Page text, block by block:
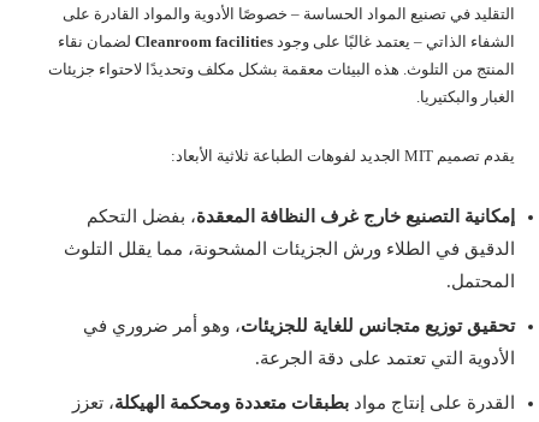
التقليد في تصنيع المواد الحساسة – خصوصًا الأدوية والمواد القادرة على
الشفاء الذاتي – يعتمد غالبًا على وجود Cleanroom facilities لضمان نقاء
المنتج من التلوث. هذه البيئات معقمة بشكل مكلف وتحديدًا لاحتواء جزيئات
الغبار والبكتيريا.
يقدم تصميم MIT الجديد لفوهات الطباعة ثلاثية الأبعاد:
إمكانية التصنيع خارج غرف النظافة المعقدة، بفضل التحكم
الدقيق في الطلاء ورش الجزيئات المشحونة، مما يقلل التلوث
المحتمل.
تحقيق توزيع متجانس للغاية للجزيئات، وهو أمر ضروري في
الأدوية التي تعتمد على دقة الجرعة.
القدرة على إنتاج مواد بطبقات متعددة ومحكمة الهيكلة، تعزز